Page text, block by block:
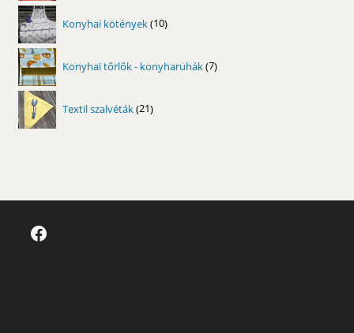
Konyhai kötények 10
termék
Konyhai tőrlők - konyharuhák 7
termék
Textil szalvéták 21
termék
Facebook